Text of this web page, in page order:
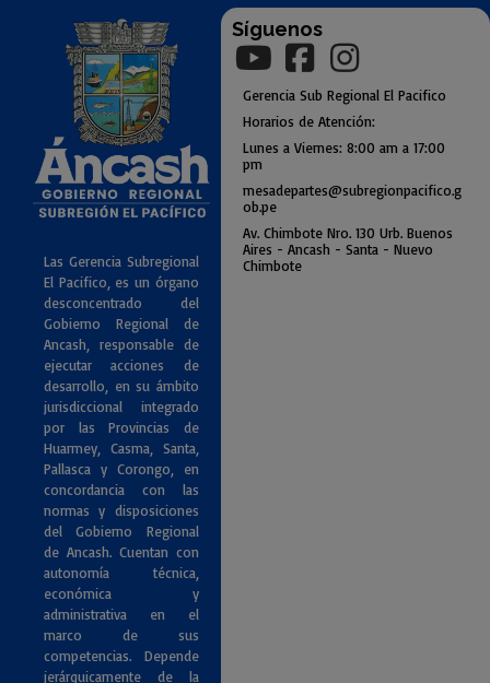
Las Gerencia Subregional
El Pacifico, es un órgano
desconcentrado del
Gobierno Regional de
Ancash, responsable de
ejecutar acciones de
desarrollo, en su ámbito
jurisdiccional integrado
por las Provincias de
Huarmey, Casma, Santa,
Pallasca y Corongo, en
concordancia con las
normas y disposiciones
del Gobierno Regional
de Ancash. Cuentan con
autonomía técnica,
económica y
administrativa en el
marco de sus
competencias. Depende
jerárquicamente de la
Síguenos
Gerencia Sub Regional El Pacifico
Horarios de Atención:
Lunes a Viernes: 8:00 am a 17:00
pm
mesadepartes@subregionpacifico.g
ob.pe
Av. Chimbote Nro. 130 Urb. Buenos
Aires - Ancash - Santa - Nuevo
Chimbote